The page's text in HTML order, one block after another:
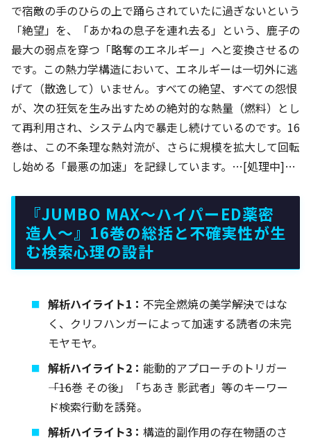
で宿敵の手のひらの上で踊らされていたに過ぎないという
「絶望」を、「あかねの息子を連れ去る」という、鹿子の
最大の弱点を穿つ「略奪のエネルギー」へと変換させるの
です。この熱力学構造において、エネルギーは一切外に逃
げて（散逸して）いません。すべての絶望、すべての怨恨
が、次の狂気を生み出すための絶対的な熱量（燃料）とし
て再利用され、システム内で暴走し続けているのです。16
巻は、この不条理な熱対流が、さらに規模を拡大して回転
し始める「最悪の加速」を記録しています。…[処理中]…
『JUMBO MAX～ハイパーED薬密
造人～』16巻の総括と不確実性が生
む検索心理の設計
解析ハイライト1： 不完全燃焼の美学――解決ではな
く、クリフハンガーによって加速する読者の未完
モヤモヤ。
解析ハイライト2：能動的アプローチのトリガー
――「16巻 その後」「ちあき 影武者」等のキーワー
ド検索行動を誘発。
解析ハイライト3：構造的副作用の存在――物語のさ